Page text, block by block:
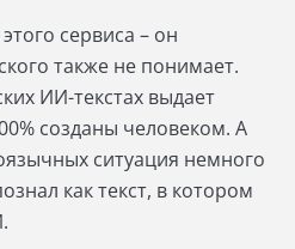
сервиса – он
также не понимает.
ИИ-текстах выдает
созданы человеком. А
ситуация немного
как текст, в котором